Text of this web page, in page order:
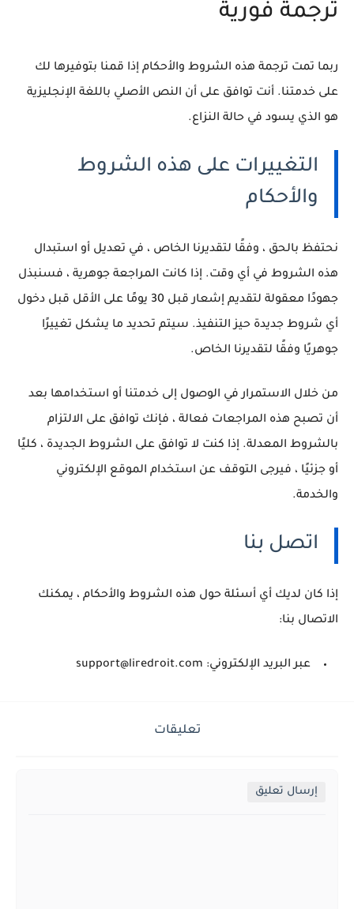
ترجمة فورية
ربما تمت ترجمة هذه الشروط والأحكام إذا قمنا بتوفيرها لك
على خدمتنا. أنت توافق على أن النص الأصلي باللغة الإنجليزية
هو الذي يسود في حالة النزاع.
التغييرات على هذه الشروط
والأحكام
نحتفظ بالحق ، وفقًا لتقديرنا الخاص ، في تعديل أو استبدال
هذه الشروط في أي وقت. إذا كانت المراجعة جوهرية ، فسنبذل
جهودًا معقولة لتقديم إشعار قبل 30 يومًا على الأقل قبل دخول
أي شروط جديدة حيز التنفيذ. سيتم تحديد ما يشكل تغييرًا
جوهريًا وفقًا لتقديرنا الخاص.
من خلال الاستمرار في الوصول إلى خدمتنا أو استخدامها بعد
أن تصبح هذه المراجعات فعالة ، فإنك توافق على الالتزام
بالشروط المعدلة. إذا كنت لا توافق على الشروط الجديدة ، كليًا
أو جزئيًا ، فيرجى التوقف عن استخدام الموقع الإلكتروني
والخدمة.
اتصل بنا
إذا كان لديك أي أسئلة حول هذه الشروط والأحكام ، يمكنك
الاتصال بنا:
عبر البريد الإلكتروني: support@liredroit.com
تعليقات
إرسال تعليق